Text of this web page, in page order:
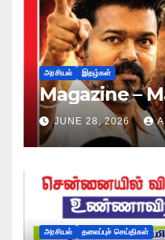
அரசியல் இதழ்கள்
Magazine –
JUNE 28, 2026
அரசியல் தலைப்புச் செய்திகள்